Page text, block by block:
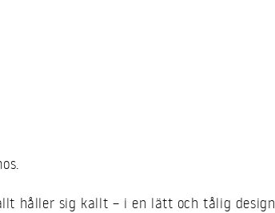
håller sig kallt – i en lätt och tålig design